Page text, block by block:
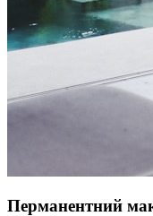
Перманентний